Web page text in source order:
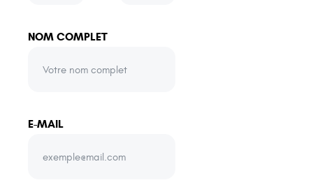
NOM COMPLET
E-MAIL